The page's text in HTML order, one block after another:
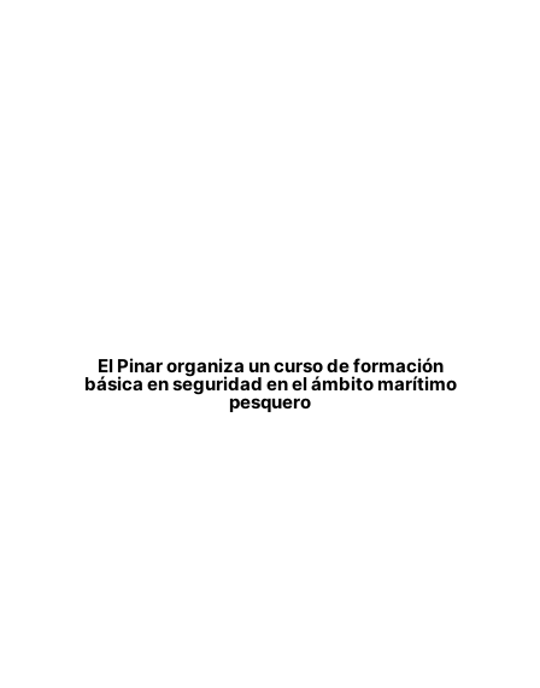
El Pinar organiza un curso de formación
básica en seguridad en el ámbito marítimo
pesquero